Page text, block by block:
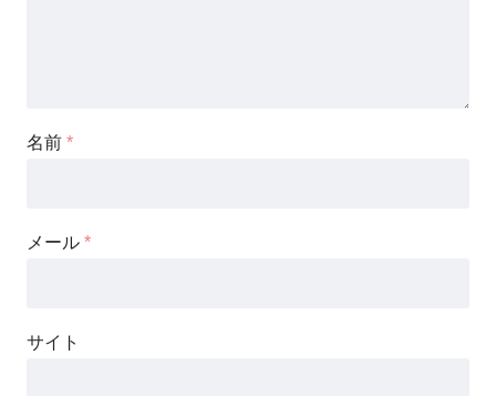
名前 *
メール *
サイト